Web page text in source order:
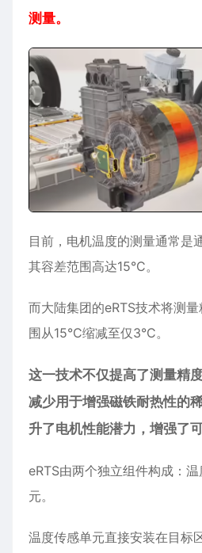
测量。
目前，电机温度的测量通常是
其容差范围高达15°C。
而大陆集团的eRTS技术将测
围从15°C缩减至仅3°C。
这一技术不仅提高了测量精
减少用于增强磁铁耐热性的
升了电机性能潜力，增强了可
eRTS由两个独立组件构成：
元。
温度传感单元直接安装在目标